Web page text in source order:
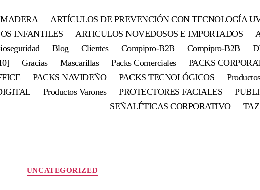
ARTÍCULOS DE PREVENCIÓN CON TECNOLOGÍA
INFANTILES ARTICULOS NOVEDOSOS E IMPORTADOS
Blog Clientes Compipro-B2B Compipro-B2B
Gracias Mascarillas Packs Comerciales PACKS
PACKS NAVIDEÑO PACKS TECNOLÓGICOS
Productos Varones PROTECTORES FACIALES
SEÑALÉTICAS CORPORATIVO
UNCATEGORIZED